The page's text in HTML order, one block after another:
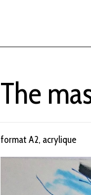
The
format A2, acrylique